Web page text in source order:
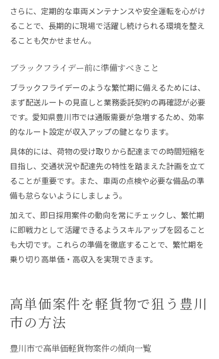
さらに、定期的な車両メンテナンスや安全運転を心がけ
ることで、長期的に現場で活躍し続けられる環境を整え
ることも欠かせません。
ブラックフライデー前に準備すべきこと
ブラックフライデーのような繁忙期に備えるためには、
まず配送ルートの見直しと業務委託契約の再確認が必要
です。愛知県豊川市では通販需要が急増するため、効率
的なルート設定が収入アップの鍵となります。
具体的には、荷物の受け取りから配達までの時間短縮を
目指し、交通状況や配達先の特性を踏まえた計画を立て
ることが重要です。また、車両の点検や必要な備品の準
備も怠らないようにしましょう。
加えて、即日採用案件の動向を常にチェックし、繁忙期
に即戦力として活躍できるようスキルアップを図ること
も大切です。これらの準備を徹底することで、繁忙期を
乗り切り高単価・高収入を実現できます。
高単価案件を軽貨物で狙う豊川
市の方法
豊川市で高単価軽貨物案件の傾向一覧